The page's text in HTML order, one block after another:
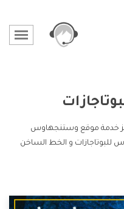
خدمة موقع وستنجهاوس
للبوتاجازات و الخط الساخن